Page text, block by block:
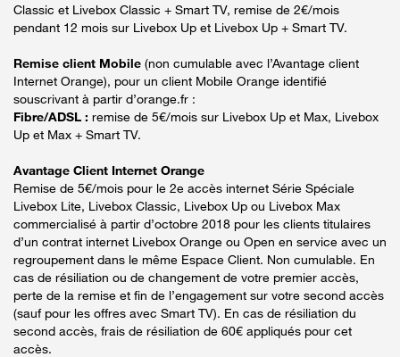
Classic et Livebox Classic + Smart TV, remise de 2€/mois
pendant 12 mois sur Livebox Up et Livebox Up + Smart TV.
Remise client Mobile (non cumulable avec l’Avantage client
Internet Orange), pour un client Mobile Orange identifié
souscrivant à partir d’orange.fr :
Fibre/ADSL : remise de 5€/mois sur Livebox Up et Max, Livebox
Up et Max + Smart TV.
Avantage Client Internet Orange
Remise de 5€/mois pour le 2e accès internet Série Spéciale
Livebox Lite, Livebox Classic, Livebox Up ou Livebox Max
commercialisé à partir d’octobre 2018 pour les clients titulaires
d’un contrat internet Livebox Orange ou Open en service avec un
regroupement dans le même Espace Client. Non cumulable. En
cas de résiliation ou de changement de votre premier accès,
perte de la remise et fin de l’engagement sur votre second accès
(sauf pour les offres avec Smart TV). En cas de résiliation du
second accès, frais de résiliation de 60€ appliqués pour cet
accès.